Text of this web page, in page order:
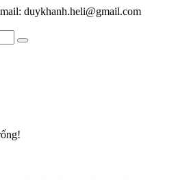
duykhanh.heli@gmail.com